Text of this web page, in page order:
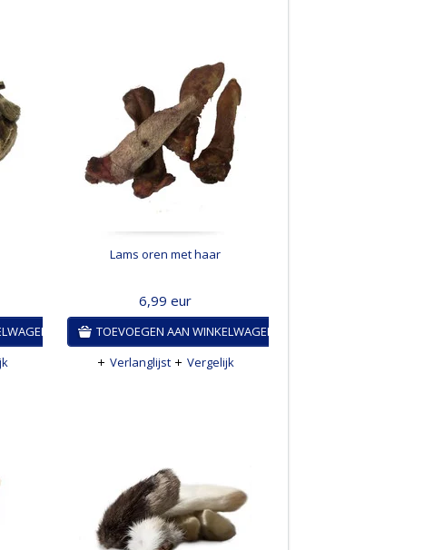
Lams oren met haar
6,99 eur
TOEVOEGEN AAN WINKELWAGEN
Verlanglijst
Vergelijk